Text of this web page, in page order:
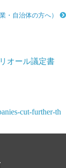
・自治体の方へ）
オール議定書
cut-further-th